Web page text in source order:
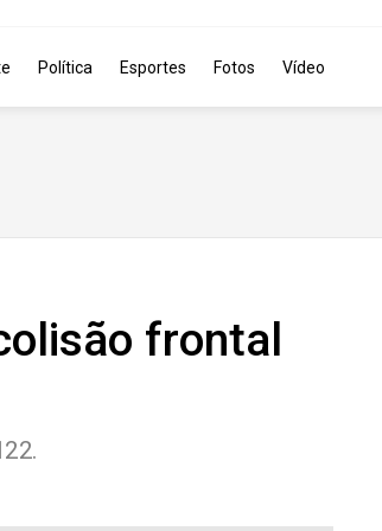
Política Esportes Fotos Vídeo
frontal